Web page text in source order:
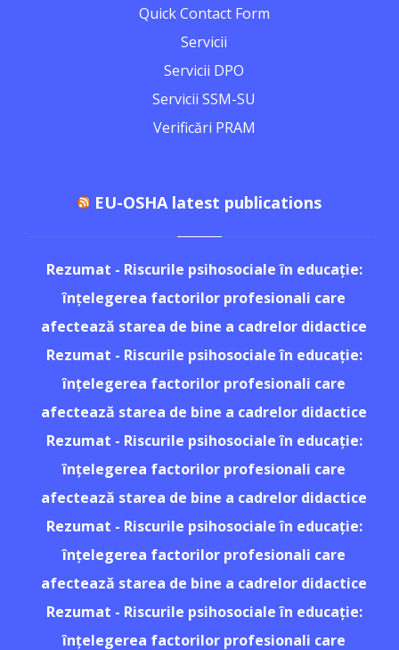
Quick Contact Form
Servicii
Servicii DPO
Servicii SSM-SU
Verificări PRAM
EU-OSHA latest publications
Rezumat - Riscurile psihosociale în educație:
înțelegerea factorilor profesionali care
afectează starea de bine a cadrelor didactice
Rezumat - Riscurile psihosociale în educație:
înțelegerea factorilor profesionali care
afectează starea de bine a cadrelor didactice
Rezumat - Riscurile psihosociale în educație:
înțelegerea factorilor profesionali care
afectează starea de bine a cadrelor didactice
Rezumat - Riscurile psihosociale în educație:
înțelegerea factorilor profesionali care
afectează starea de bine a cadrelor didactice
Rezumat - Riscurile psihosociale în educație:
înțelegerea factorilor profesionali care